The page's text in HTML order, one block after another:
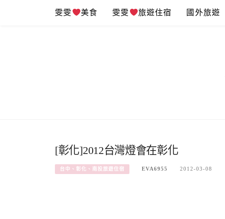
雯雯 美食 雯雯 旅遊住宿 國外旅遊
[彰化]2012台灣燈會在彰化
台中、彰化、南投旅遊住宿 EVA6955 2012-03-08